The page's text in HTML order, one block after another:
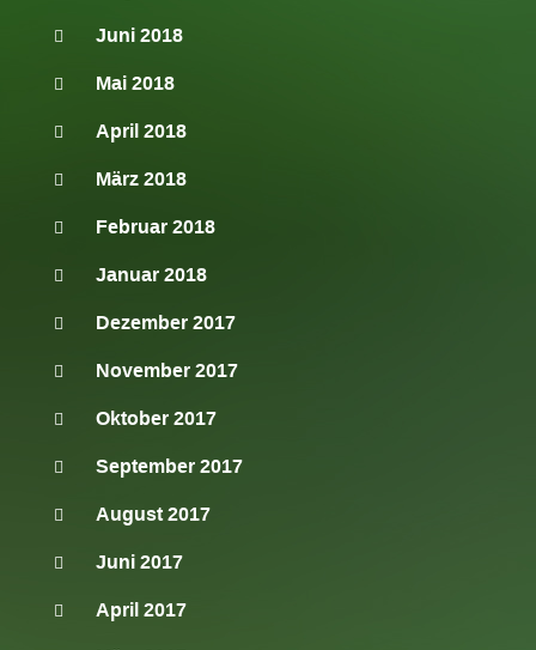
Juni 2018
Mai 2018
April 2018
März 2018
Februar 2018
Januar 2018
Dezember 2017
November 2017
Oktober 2017
September 2017
August 2017
Juni 2017
April 2017